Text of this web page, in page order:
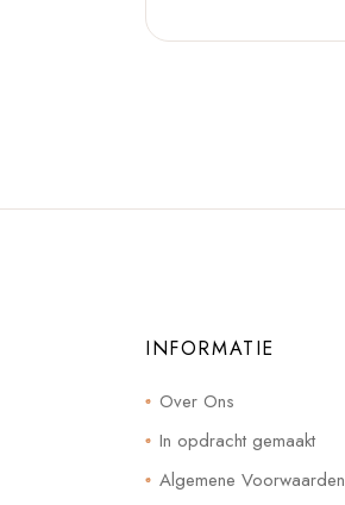
INFORMATIE
Over Ons
In opdracht gemaakt
Algemene Voorwaarden